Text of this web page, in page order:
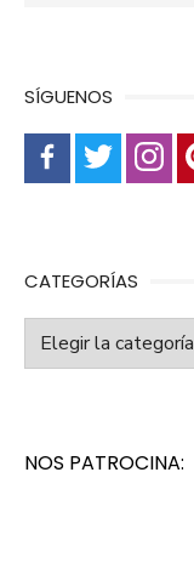
SÍGUENOS
CATEGORÍAS
Categorías
NOS PATROCINA: